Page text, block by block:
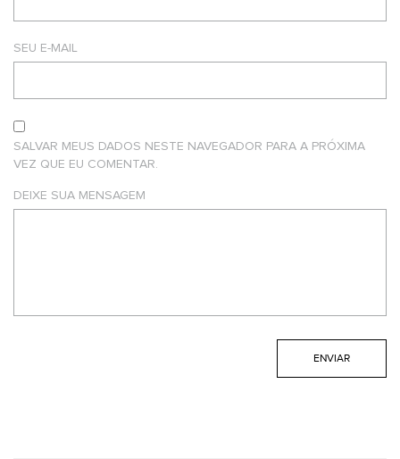
SEU E-MAIL
SALVAR MEUS DADOS NESTE NAVEGADOR PARA A PRÓXIMA
VEZ QUE EU COMENTAR.
DEIXE SUA MENSAGEM